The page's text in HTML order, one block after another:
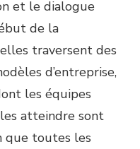
et le dialogue
de la
traversent des
d’entreprise,
les équipes
atteindre sont
que toutes les